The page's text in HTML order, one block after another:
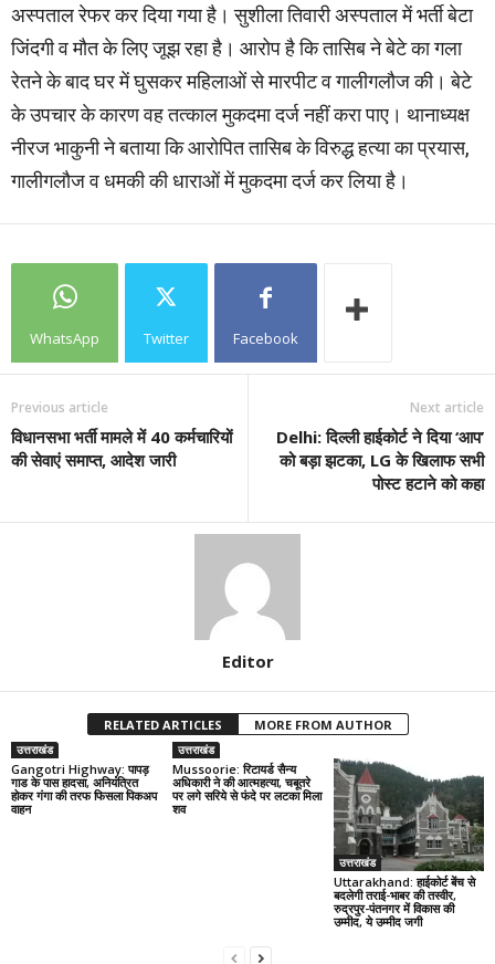
अस्पताल रेफर कर दिया गया है। सुशीला तिवारी अस्पताल में भर्ती बेटा
जिंदगी व मौत के लिए जूझ रहा है। आरोप है कि तासिब ने बेटे का गला
रेतने के बाद घर में घुसकर महिलाओं से मारपीट व गालीगलौज की। बेटे
के उपचार के कारण वह तत्काल मुकदमा दर्ज नहीं करा पाए। थानाध्यक्ष
नीरज भाकुनी ने बताया कि आरोपित तासिब के विरुद्ध हत्या का प्रयास,
गालीगलौज व धमकी की धाराओं में मुकदमा दर्ज कर लिया है।
WhatsApp Twitter Facebook
Previous article
विधानसभा भर्ती मामले में 40 कर्मचारियों
की सेवाएं समाप्त, आदेश जारी
Next article
Delhi: दिल्ली हाईकोर्ट ने दिया ‘आप’
को बड़ा झटका, LG के खिलाफ सभी
पोस्ट हटाने को कहा
Editor
RELATED ARTICLES MORE FROM AUTHOR
उत्तराखंड
Gangotri Highway: पापड़
गाड के पास हादसा, अनियंत्रित
होकर गंगा की तरफ फिसला पिकअप
वाहन
उत्तराखंड
Mussoorie: रिटायर्ड सैन्य
अधिकारी ने की आत्महत्या, चबूतरे
पर लगे सरिये से फंदे पर लटका मिला
शव
उत्तराखंड
Uttarakhand: हाईकोर्ट बेंच से
बदलेगी तराई-भाबर की तस्वीर,
रुद्रपुर-पंतनगर में विकास की
उम्मीद, ये उम्मीद जगी